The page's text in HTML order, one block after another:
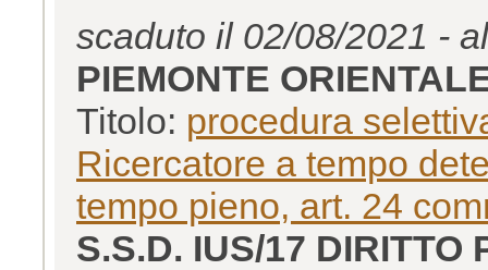
scaduto il 02/08/2021 -
PIEMONTE
Titolo: procedura
Ricercatore a tempo
tempo pieno, art. 24
S.S.D. IUS/17 DIRITTO